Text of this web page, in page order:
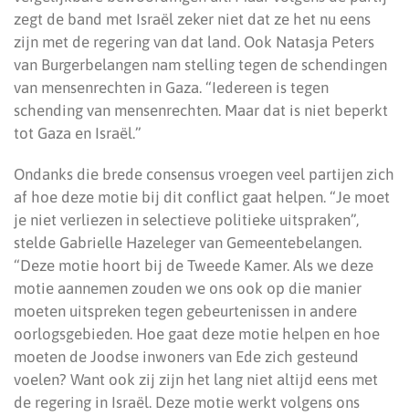
zegt de band met Israël zeker niet dat ze het nu eens
zijn met de regering van dat land. Ook Natasja Peters
van Burgerbelangen nam stelling tegen de schendingen
van mensenrechten in Gaza. “Iedereen is tegen
schending van mensenrechten. Maar dat is niet beperkt
tot Gaza en Israël.”
Ondanks die brede consensus vroegen veel partijen zich
af hoe deze motie bij dit conflict gaat helpen. “Je moet
je niet verliezen in selectieve politieke uitspraken”,
stelde Gabrielle Hazeleger van Gemeentebelangen.
“Deze motie hoort bij de Tweede Kamer. Als we deze
motie aannemen zouden we ons ook op die manier
moeten uitspreken tegen gebeurtenissen in andere
oorlogsgebieden. Hoe gaat deze motie helpen en hoe
moeten de Joodse inwoners van Ede zich gesteund
voelen? Want ook zij zijn het lang niet altijd eens met
de regering in Israël. Deze motie werkt volgens ons